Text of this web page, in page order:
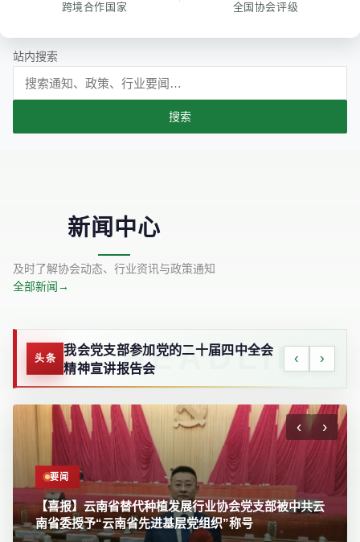
跨境合作国家 全国协会评级
站内搜索
搜索
新闻中心
及时了解协会动态、行业资讯与政策通知
全部新闻 →
头条
我会党支部参加党的二十届四中全会
精神宣讲报告会
携手共进 初心如磐-云南省替代种植发
展行业协会第五届会员大会在昆召开
‹ ›
要闻
我会党支部参加党的二十届四中全会精神宣讲报告会
‹ ›